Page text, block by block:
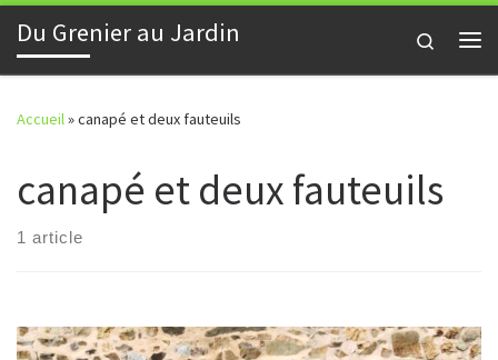
Skip to content
Du Grenier au Jardin
Search
Accueil»canapé et deux fauteuils
canapé et deux fauteuils
1 article